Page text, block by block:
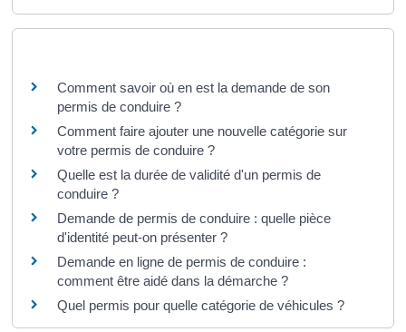
Comment savoir où en est la demande de son
permis de conduire ?
Comment faire ajouter une nouvelle catégorie sur
votre permis de conduire ?
Quelle est la durée de validité d'un permis de
conduire ?
Demande de permis de conduire : quelle pièce
d'identité peut-on présenter ?
Demande en ligne de permis de conduire :
comment être aidé dans la démarche ?
Quel permis pour quelle catégorie de véhicules ?